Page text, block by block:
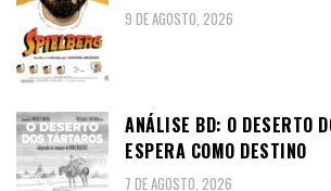
9 DE AGOSTO, 2026
ANÁLISE BD: O DESERTO
ESPERA COMO DESTINO
7 DE AGOSTO, 2026